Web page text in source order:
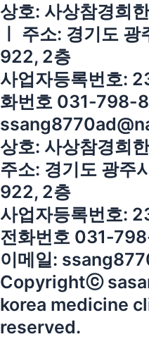
상호: 사상참경희
ㅣ 주소: 경기도
922, 2층
사업자등록번호:
화번호 031-798-
상호: 사상참경희
주소: 경기도 광주
922, 2층
사업자등록번호:
전화번호 031-
이메일:
Copyrightⓒ
korea medicine
reserved.